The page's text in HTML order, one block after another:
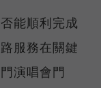
能順利完成
服務在關鍵
演唱會門